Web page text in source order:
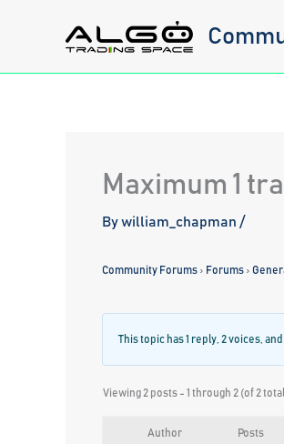
Maximum 1
Bywilliam_chapman /
Community Forums › Forums ›
This topic has 1 reply, 2 voices,
Viewing 2 posts - 1 through 2 (of 2
Author Posts